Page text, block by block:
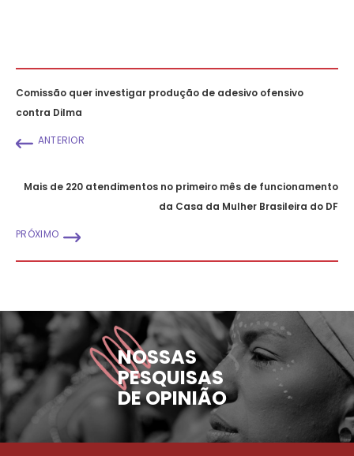
Comissão quer investigar produção de adesivo ofensivo
contra Dilma
ANTERIOR
Mais de 220 atendimentos no primeiro mês de funcionamento
da Casa da Mulher Brasileira do DF
PRÓXIMO
NOSSAS
PESQUISAS
DE OPINIÃO